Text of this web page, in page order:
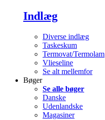
Indlæg
Diverse indlæg
Taskeskum
Termovat/Termolam
Vlieseline
Se alt mellemfor
Bøger
Se alle bøger
Danske
Udenlandske
Magasiner